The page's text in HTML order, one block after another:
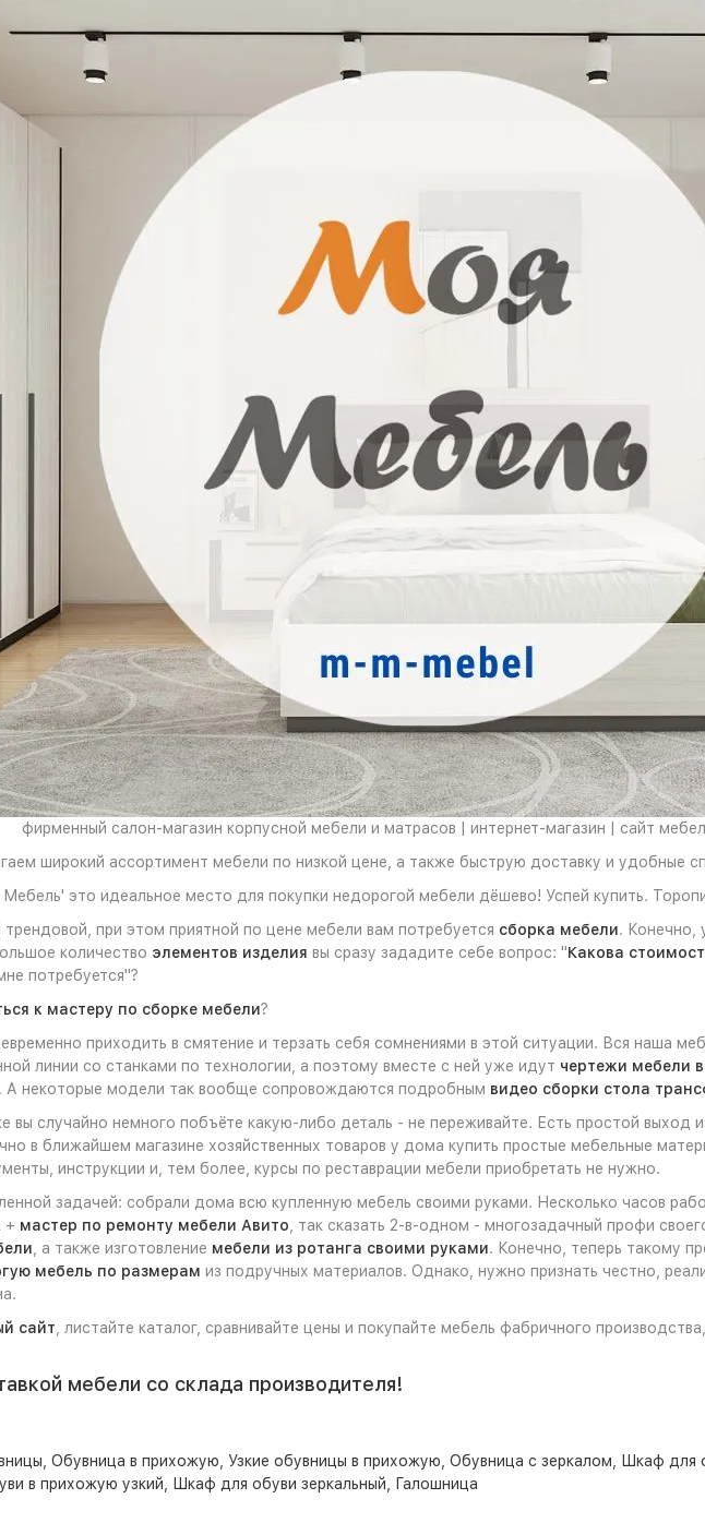
фирменный салон-магазин корпусной мебели и матрасов | интернет-магазин | сайт
широкий ассортимент мебели по низкой цене, а также быструю доставку и удобные
это идеальное место для покупки недорогой мебели дёшево! Успей купить.
при этом приятной по цене мебели вам потребуется сборка мебели. Конечно,
количество элементов изделия вы сразу зададите себе вопрос: "Какова
потребуется"?
к мастеру по сборке мебели?
приходить в смятение и терзать себя сомнениями в этой ситуации. Вся наша
линии со станками по технологии, а поэтому вместе с ней уже идут чертежи мебели
. А некоторые модели так вообще сопровождаются подробным видео сборки стола
вы случайно немного побъёте какую-либо деталь - не переживайте. Есть простой выход
в ближайшем магазине хозяйственных товаров у дома купить простые мебельные
инструкции и, тем более, курсы по реставрации мебели приобретать не нужно.
задачей: собрали дома всю купленную мебель своими руками. Несколько часов
+ мастер по ремонту мебели Авито , так сказать 2-в-одном - многозадачный профи
, а также изготовление мебели из ротанга своими руками. Конечно, теперь такому
мебель по размерам из подручных материалов. Однако, нужно признать честно,
сайт , листайте каталог, сравнивайте цены и покупайте мебель фабричного
мебели со склада производителя!
Обувница в прихожую Узкие обувницы в прихожую Обувница с зеркалом Шкаф для
в прихожую узкий Шкаф для обуви зеркальный Галошница